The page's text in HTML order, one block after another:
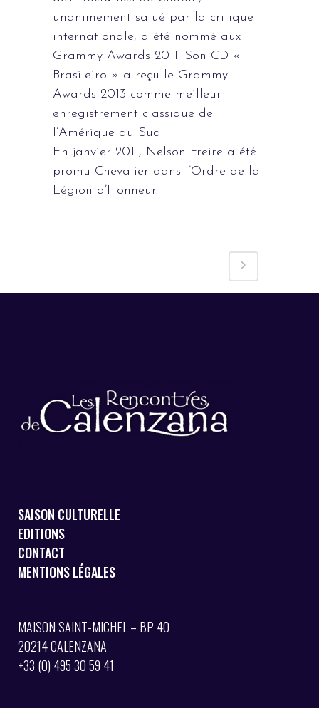
unanimement salué par la critique
internationale, a été nommé aux
Grammy Awards 2011. Son CD «
Brasileiro » a reçu le Grammy
Awards 2013 comme meilleur
enregistrement classique de
l’Amérique du Sud.
En janvier 2011, Nelson Freire a été
promu Chevalier dans l’Ordre de la
Légion d’Honneur.
SAISON CULTURELLE
EDITIONS
CONTACT
MENTIONS LÉGALES
MAISON SAINT-MICHEL – BP 40
20214 CALENZANA
+33 (0) 495 30 59 41